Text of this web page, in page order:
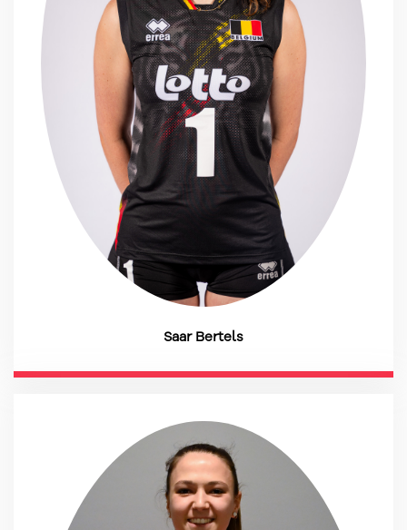
Saar Bertels